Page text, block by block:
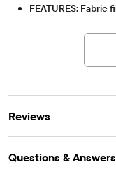
FEATURES: Fabric
Reviews
Questions & Answers